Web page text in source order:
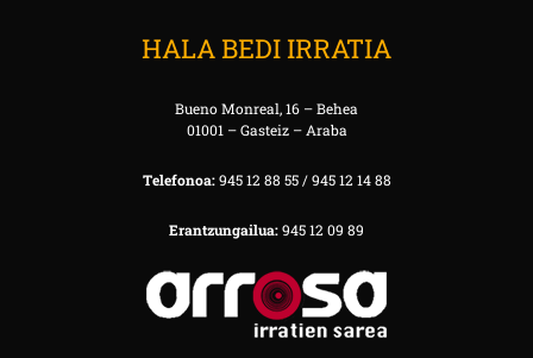
HALA BEDI IRRATIA
Bueno Monreal, 16 – Behea
01001 – Gasteiz – Araba
Telefonoa:945 12 88 55 / 945 12 14 88
Erantzungailua:945 12 09 89